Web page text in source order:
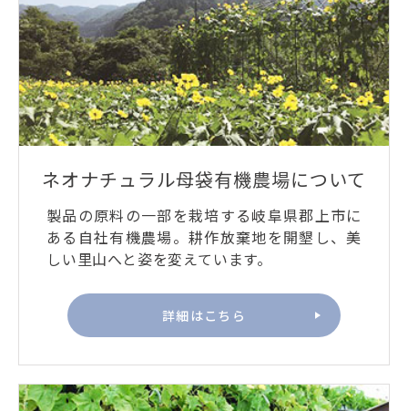
ネオナチュラル母袋有機農場について
製品の原料の一部を栽培する岐阜県郡上市に
ある自社有機農場。耕作放棄地を開墾し、美
しい里山へと姿を変えています。
詳細はこちら